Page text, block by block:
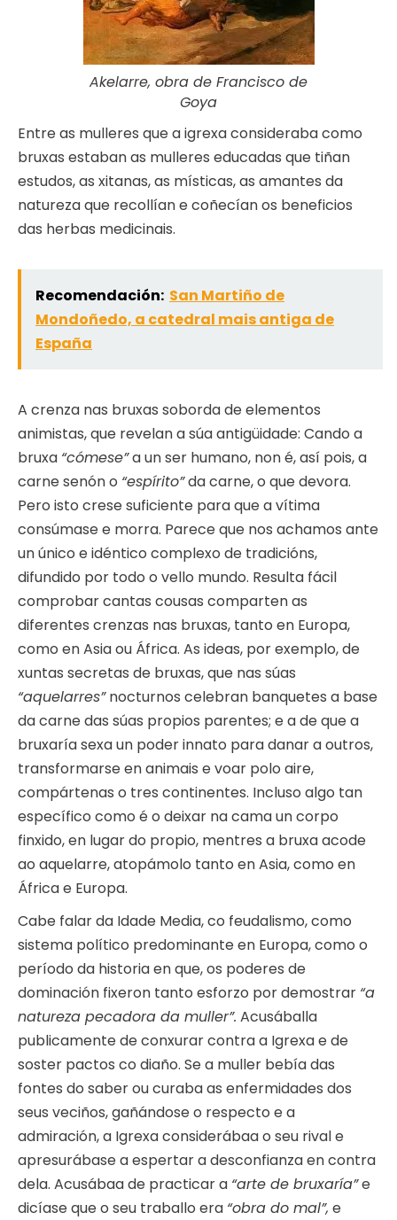
Akelarre, obra de Francisco de
Goya
Entre as mulleres que a igrexa consideraba como
bruxas estaban as mulleres educadas que tiñan
estudos, as xitanas, as místicas, as amantes da
natureza que recollían e coñecían os beneficios
das herbas medicinais.
Recomendación: San Martiño de
Mondoñedo, a catedral mais antiga de
España
A crenza nas bruxas soborda de elementos
animistas, que revelan a súa antigüidade: Cando a
bruxa “cómese”a un ser humano, non é, así pois, a
carne senón o “espírito”da carne, o que devora.
Pero isto crese suficiente para que a vítima
consúmase e morra. Parece que nos achamos ante
un único e idéntico complexo de tradicións,
difundido por todo o vello mundo. Resulta fácil
comprobar cantas cousas comparten as
diferentes crenzas nas bruxas, tanto en Europa,
como en Asia ou África. As ideas, por exemplo, de
xuntas secretas de bruxas, que nas súas
“aquelarres”nocturnos celebran banquetes a base
da carne das súas propios parentes; e a de que a
bruxaría sexa un poder innato para danar a outros,
transformarse en animais e voar polo aire,
compártenas o tres continentes. Incluso algo tan
específico como é o deixar na cama un corpo
finxido, en lugar do propio, mentres a bruxa acode
ao aquelarre, atopámolo tanto en Asia, como en
África e Europa.
Cabe falar da Idade Media, co feudalismo, como
sistema político predominante en Europa, como o
período da historia en que, os poderes de
dominación fixeron tanto esforzo por demostrar “a
natureza pecadora da muller”. Acusáballa
publicamente de conxurar contra a Igrexa e de
soster pactos co diaño. Se a muller bebía das
fontes do saber ou curaba as enfermidades dos
seus veciños, gañándose o respecto e a
admiración, a Igrexa considerábaa o seu rival e
apresurábase a espertar a desconfianza en contra
dela. Acusábaa de practicar a “arte de bruxaría”e
dicíase que o seu traballo era “obra do mal”, e